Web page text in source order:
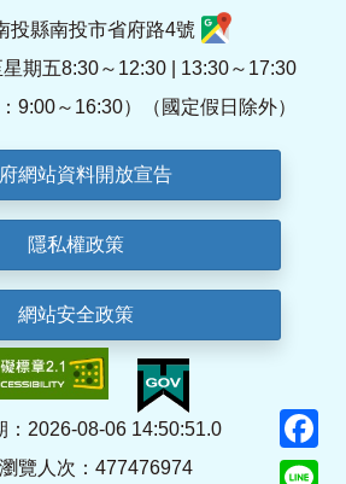
投縣南投市省府路4號
期五8:30～12:30 | 13:30～17:30
9:00～16:30）（國定假日除外）
網站資料開放宣告
隱私權政策
網站安全政策
：2026-08-06 14:50:51.0
覽人次：477476974